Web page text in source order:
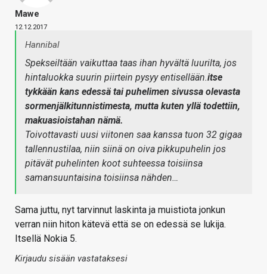
Mawe
12.12.2017
Hannibal
Spekseiltään vaikuttaa taas ihan hyvältä luurilta, jos
hintaluokka suurin piirtein pysyy entisellään.itse
tykkään kans edessä tai puhelimen sivussa olevasta
sormenjälkitunnistimesta, mutta kuten yllä todettiin,
makuasioistahan nämä.
Toivottavasti uusi viitonen saa kanssa tuon 32 gigaa
tallennustilaa, niin siinä on oiva pikkupuhelin jos
pitävät puhelinten koot suhteessa toisiinsa
samansuuntaisina toisiinsa nähden…
Sama juttu, nyt tarvinnut laskinta ja muistiota jonkun
verran niin hiton kätevä että se on edessä se lukija.
Itsellä Nokia 5.
Kirjaudu sisään vastataksesi